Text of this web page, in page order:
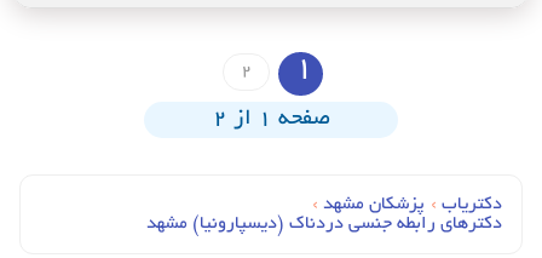
1
2
صفحه 1 از 2
دکتریاب › پزشکان مشهد ›
دکترهای رابطه جنسی دردناک (دیسپارونیا) مشهد